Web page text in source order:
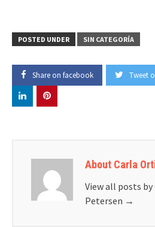
POSTED UNDER SIN CATEGORÍA
Share on facebook Tweet
About Carla
View all posts
Petersen →